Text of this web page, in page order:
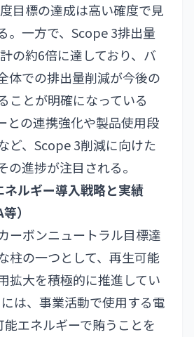
目標の達成は高い確度で見
。一方で、Scope 3排出量
の約6倍に達しており、バ
体での排出量削減が今後の
ことが明確になっている
との連携強化や製品使用段
ど、Scope 3削減に向けた
の進捗が注目される。
ルギー導入戦略と実績
）
ーボンニュートラル目標達
柱の一つとして、再生可能
拡大を積極的に推進してい
は、事業活動で使用する電
エネルギーで賄うことを